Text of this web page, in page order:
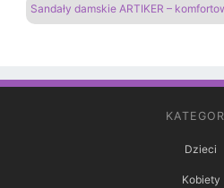
Sandały damskie ARTIKER –
Dzieci
Kobiety